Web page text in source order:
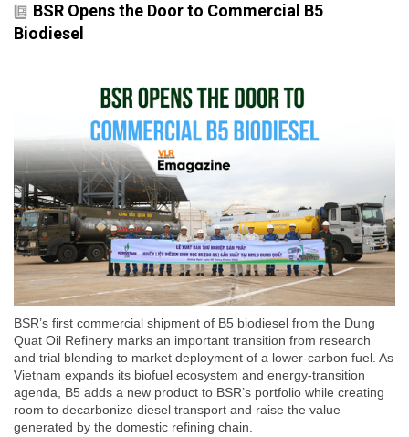
BSR Opens the Door to Commercial B5
Biodiesel
BSR’s first commercial shipment of B5 biodiesel from the Dung
Quat Oil Refinery marks an important transition from research
and trial blending to market deployment of a lower-carbon fuel. As
Vietnam expands its biofuel ecosystem and energy-transition
agenda, B5 adds a new product to BSR’s portfolio while creating
room to decarbonize diesel transport and raise the value
generated by the domestic refining chain.